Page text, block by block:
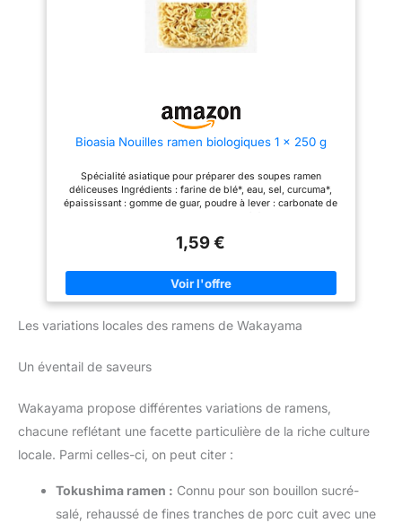
accompagnées des ingrédients
de votre choix. Elles peuvent
également être servies en
soupe LA MARQUE TANOSHI :
la gastronomie japonaise
(produits roses) et à la cuisine
coréenne (produits jaunes)
Bioasia Nouilles ramen biologiques 1 x 250 g
Spécialité asiatique pour préparer des soupes ramen
déliceuses Ingrédients : farine de blé*, eau, sel, curcuma*,
épaississant : gomme de guar, poudre à lever : carbonate de
1,59 €
Les variations locales des ramens de Wakayama
Un éventail de saveurs
Wakayama propose différentes variations de ramens,
chacune reflétant une facette particulière de la riche culture
locale. Parmi celles-ci, on peut citer :
Tokushima ramen : Connu pour son bouillon sucré-
salé, rehaussé de fines tranches de porc cuit avec une